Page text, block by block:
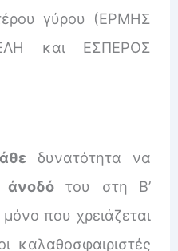
γύρου (ΕΡΜΗΣ
και ΕΣΠΕΡΟΣ
δυνατότητα να
άνοδότου στη Β’
που χρειάζεται
καλαθοσφαιριστές